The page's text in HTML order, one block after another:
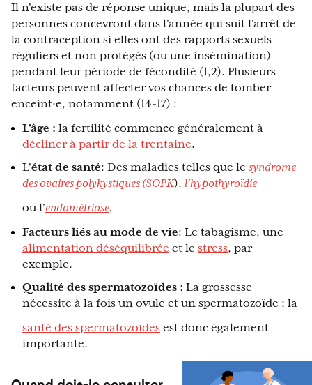
Il n'existe pas de réponse unique, mais la plupart des
personnes concevront dans l'année qui suit l'arrêt de
la contraception si elles ont des rapports sexuels
réguliers et non protégés (ou une insémination)
pendant leur période de fécondité (1,2). Plusieurs
facteurs peuvent affecter vos chances de tomber
enceint·e, notamment (14-17) :
L'âge : la fertilité commence généralement à
décliner à partir de la trentaine.
L'état de santé: Des maladies telles que le syndrome
des ovaires polykystiques (SOPK), l'hypothyroïdie
ou l'endométriose.
Facteurs liés au mode de vie: Le tabagisme, une
alimentation déséquilibrée et le stress, par
exemple.
Qualité des spermatozoïdes : La grossesse
nécessite à la fois un ovule et un spermatozoïde ; la
santé des spermatozoïdes est donc également
importante.